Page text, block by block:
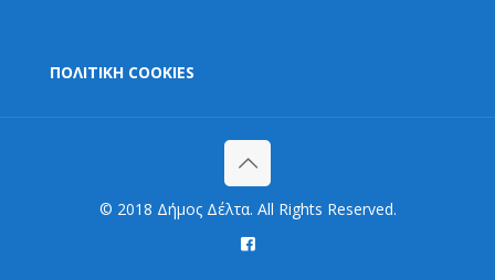
ΠΟΛΙΤΙΚΗ COOKIES
© 2018 Δήμος Δέλτα. All Rights Reserved.